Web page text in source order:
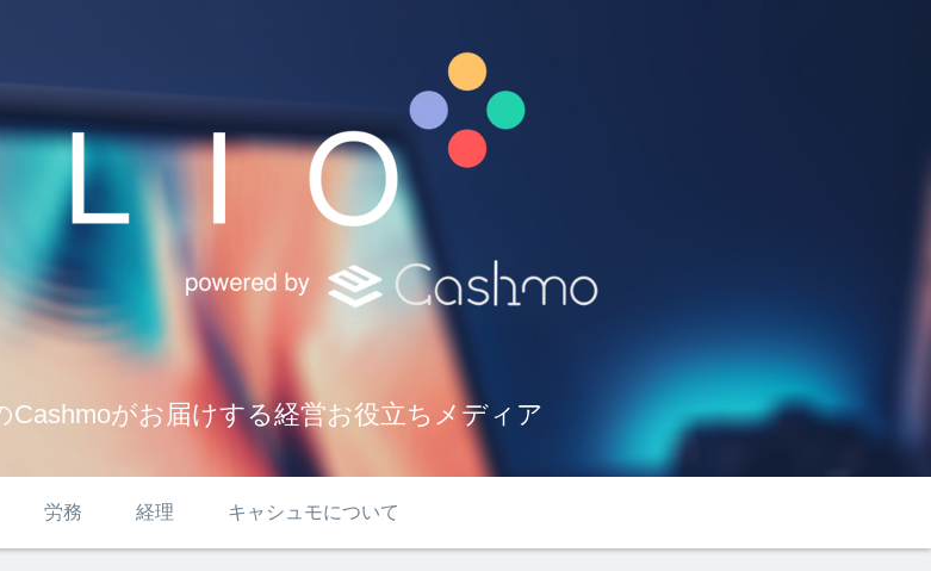
がお届けする経営お役立ちメディア
労務 経理 キャシュモについて